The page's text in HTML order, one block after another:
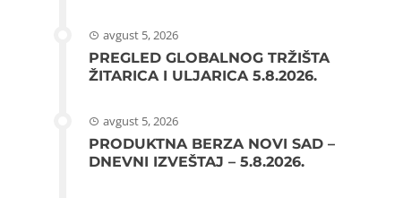
avgust 5, 2026
PREGLED GLOBALNOG TRŽIŠTA
ŽITARICA I ULJARICA 5.8.2026.
avgust 5, 2026
PRODUKTNA BERZA NOVI SAD –
DNEVNI IZVEŠTAJ – 5.8.2026.